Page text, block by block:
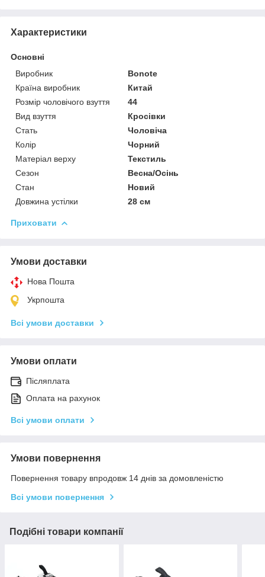
Характеристики
Основні
Виробник
Bonote
Країна виробник
Китай
Розмір чоловічого взуття
44
Вид взуття
Кросівки
Стать
Чоловіча
Колір
Чорний
Матеріал верху
Текстиль
Сезон
Весна/Осінь
Стан
Новий
Довжина устілки
28 см
Приховати
Умови доставки
Нова Пошта
Укрпошта
Всі умови доставки
Умови оплати
Післяплата
Оплата на рахунок
Всі умови оплати
Умови повернення
Повернення товару впродовж 14 днів за домовленістю
Всі умови повернення
Подібні товари компанії